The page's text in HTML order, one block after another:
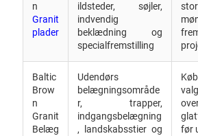
n
Granit
plader
ildsteder, søjler,
indvendig
beklædning og
specialfremstilling
Baltic
Brow
n
Granit
Belæg
Udendørs
belægningsområde
r, trapper,
indgangsbelægning
, landskabsstier og
før